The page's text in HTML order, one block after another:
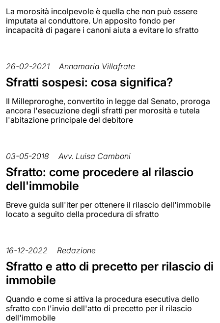
La morosità incolpevole è quella che non può essere
imputata al conduttore. Un apposito fondo per
incapacità di pagare i canoni aiuta a evitare lo sfratto
26-02-2021 Annamaria Villafrate
Sfratti sospesi: cosa significa?
Il Milleproroghe, convertito in legge dal Senato, proroga
ancora l'esecuzione degli sfratti per morosità e tutela
l'abitazione principale del debitore
03-05-2018 Avv. Luisa Camboni
Sfratto: come procedere al rilascio
dell'immobile
Breve guida sull'iter per ottenere il rilascio dell'immobile
locato a seguito della procedura di sfratto
16-12-2022 Redazione
Sfratto e atto di precetto per rilascio di
immobile
Quando e come si attiva la procedura esecutiva dello
sfratto con l'invio dell'atto di precetto per il rilascio
dell'immobile